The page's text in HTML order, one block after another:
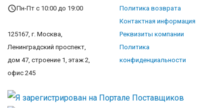
Пн-Пт с 10:00 до 19:00
125167, г. Москва,
Ленинградский проспект,
дом 47, строение 1, этаж 2,
офис 245
Политика возврата
Контактная информация
Реквизиты компании
Политика
конфиденциальности